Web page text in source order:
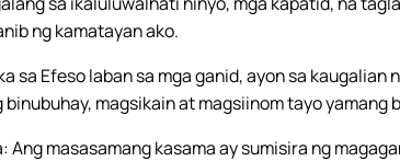
ng kamatayan ako.
sa Efeso laban sa mga ganid, ayon sa
magsikain at magsiinom tayo yamang
Ang masasamang kasama ay sumisira ng